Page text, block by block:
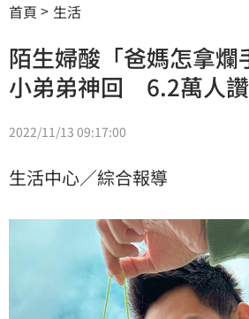
首頁 生活
陌生婦酸「爸媽怎拿爛
小弟弟神回 6.2萬人
2022/11/13 09:17:00
生活中心／綜合報導